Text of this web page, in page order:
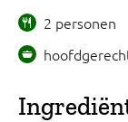
2 personen